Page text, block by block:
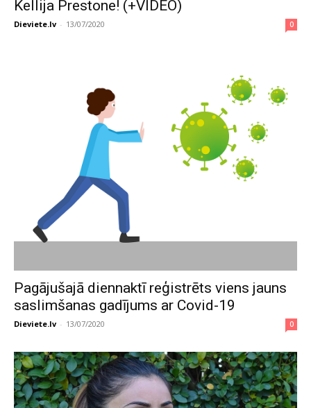
Kellija Prestone! (+VIDEO)
Dieviete.lv - 13/07/2020 0
Pagājušajā diennaktī reģistrēts viens jauns
saslimšanas gadījums ar Covid-19
Dieviete.lv - 13/07/2020 0